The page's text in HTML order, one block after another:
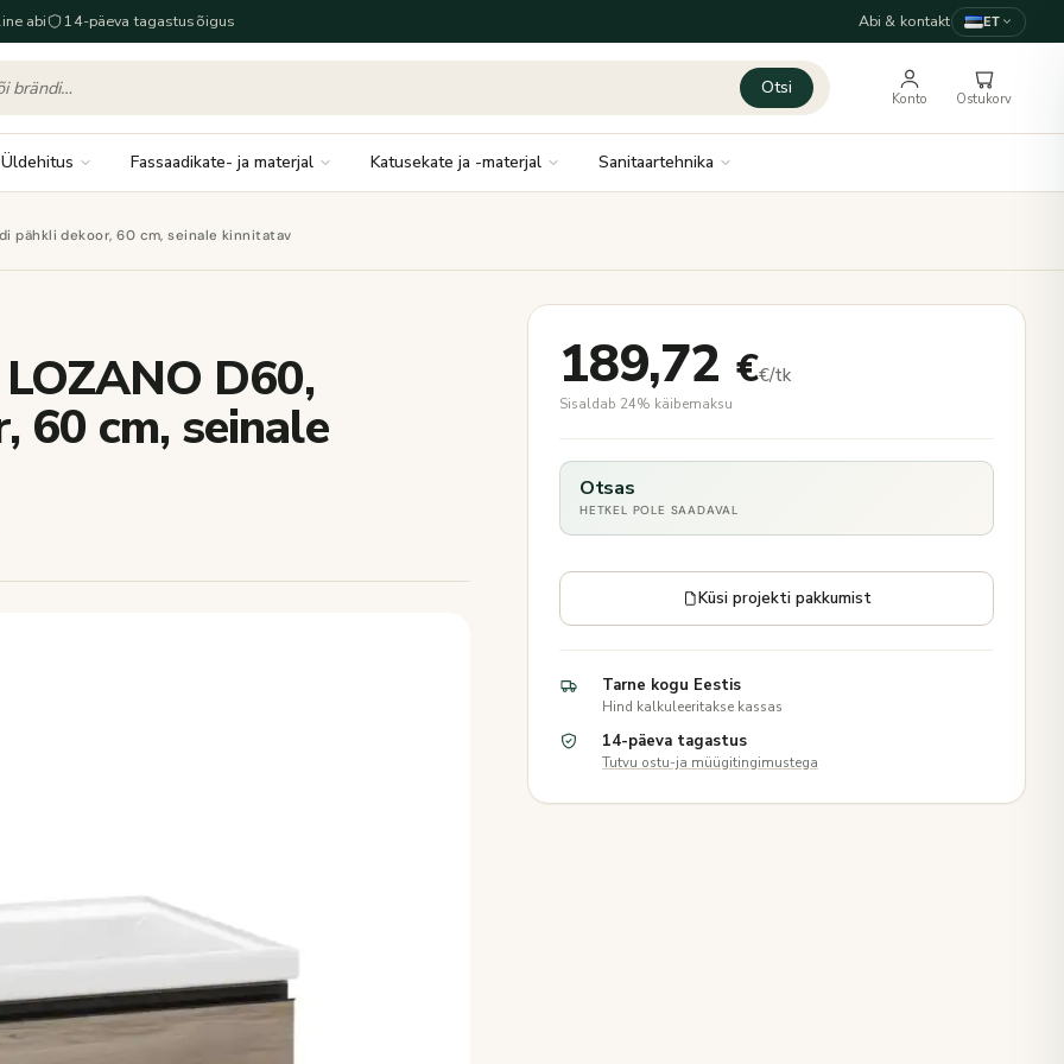
abi 14-päeva tagastusõigus Abi & kontakt ET
Otsi
Konto Ostukorv
Üldehitus Fassaadikate- ja materjal Katusekate ja -materjal Sanitaartehnika
pähkli dekoor, 60 cm, seinale kinnitatav
D60,
60 cm, seinale
189,72 €€/tk
Sisaldab 24% käibemaksu
Otsas
HETKEL POLE SAADAVAL
Küsi projekti pakkumist
Tarne kogu Eestis
Hind kalkuleeritakse kassas
14-päeva tagastus
Tutvu ostu-ja müügitingimustega